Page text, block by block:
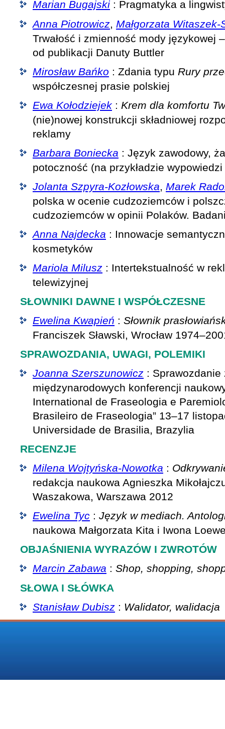
Marian Bugajski : Pragmatyka a
Anna Piotrowicz, Małgorzata Witaszek-
Trwałość i zmienność mody językowej
od publikacji Danuty Buttler
Mirosław Bańko : Zdania typu Rury
współczesnej prasie polskiej
Ewa Kołodziejek : Krem dla komfortu
(nie)nowej konstrukcji składniowej
reklamy
Barbara Boniecka : Język zawodowy,
potoczność (na przykładzie
Jolanta Szpyra-Kozłowska, Marek
polska w ocenie cudzoziemców i
cudzoziemców w opinii Polaków.
Anna Najdecka : Innowacje
kosmetyków
Mariola Milusz : Intertekstualność w
telewizyjnej
SŁOWNIKI DAWNE I WSPÓŁCZESNE
Ewelina Kwapień : Słownik
Franciszek Sławski, Wrocław
SPRAWOZDANIA, UWAGI, POLEMIKI
Joanna Szerszunowicz : Sprawozdanie
międzynarodowych konferencji
International de Fraseologia e
Brasileiro de Fraseologia” 13–17
Universidade de Brasilia, Brazylia
RECENZJE
Milena Wojtyńska-Nowotka :
redakcja naukowa Agnieszka
Waszakowa, Warszawa 2012
Ewelina Tyc : Język w mediach.
naukowa Małgorzata Kita i Iwona
OBJAŚNIENIA WYRAZÓW I ZWROTÓW
Marcin Zabawa : Shop, shopping,
SŁOWA I SŁÓWKA
Stanisław Dubisz : Walidator, walidacja